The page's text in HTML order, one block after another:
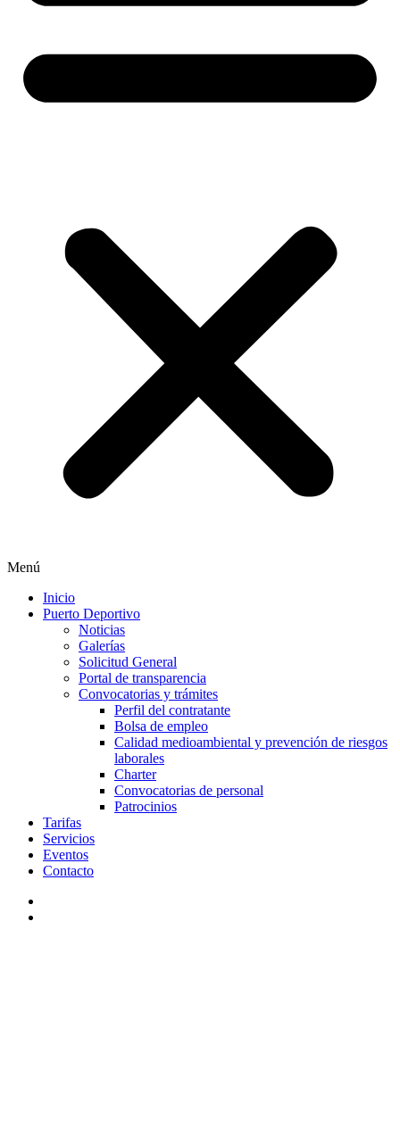
Menú
Inicio
Puerto Deportivo
Noticias
Galerías
Solicitud General
Portal de transparencia
Convocatorias y trámites
Perfil del contratante
Bolsa de empleo
Calidad medioambiental y prevención de riesgos
laborales
Charter
Convocatorias de personal
Patrocinios
Tarifas
Servicios
Eventos
Contacto